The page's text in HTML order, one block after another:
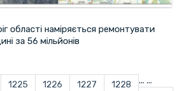
області наміряється ремонтувати
за 56 мільйонів
...
1225 1226 1227
1228
...